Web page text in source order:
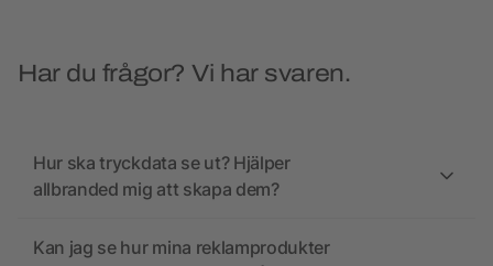
Har du frågor? Vi har svaren.
Hur ska tryckdata se ut? Hjälper
allbranded mig att skapa dem?
Kan jag se hur mina reklamprodukter